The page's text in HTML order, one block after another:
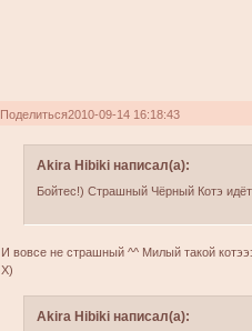
Поделиться2010-09-14 16:18:43
Akira Hibiki написал(а):
Бойтес!) Страшный Чёрный Котэ
И вовсе не страшный ^^ Милый такой
Х)
Akira Hibiki написал(а):